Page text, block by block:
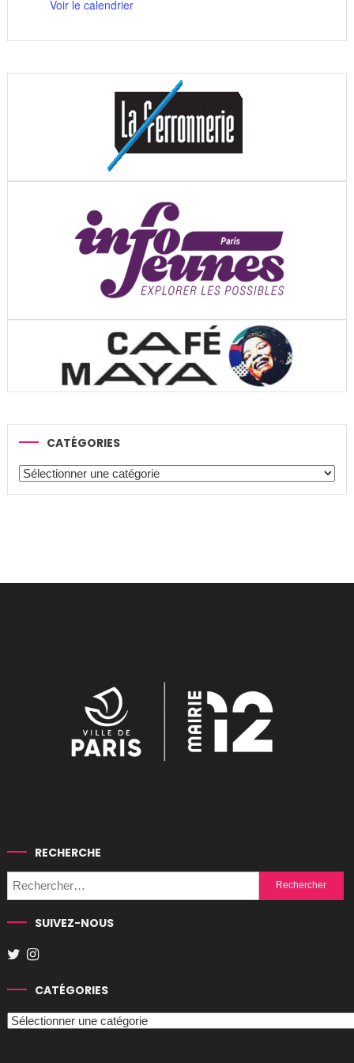
Voir le calendrier
CATÉGORIES
Catégories
RECHERCHE
Rechercher :
SUIVEZ-NOUS
CATÉGORIES
Catégories